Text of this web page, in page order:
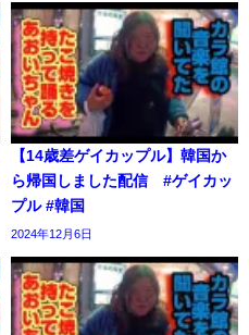
【14歳差ゲイカップル】韓国か
ら帰国しました配信 #ゲイカッ
プル #韓国
2024年12月6日